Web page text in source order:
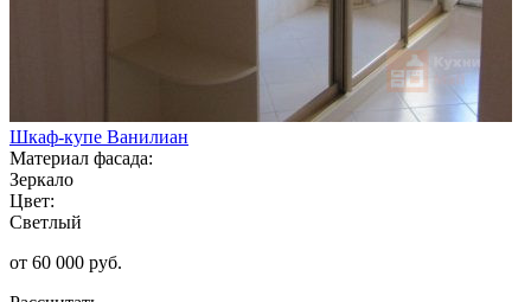
Шкаф-купе Ванилиан
Материал фасада:
Зеркало
Цвет:
Светлый
от 60 000 руб.